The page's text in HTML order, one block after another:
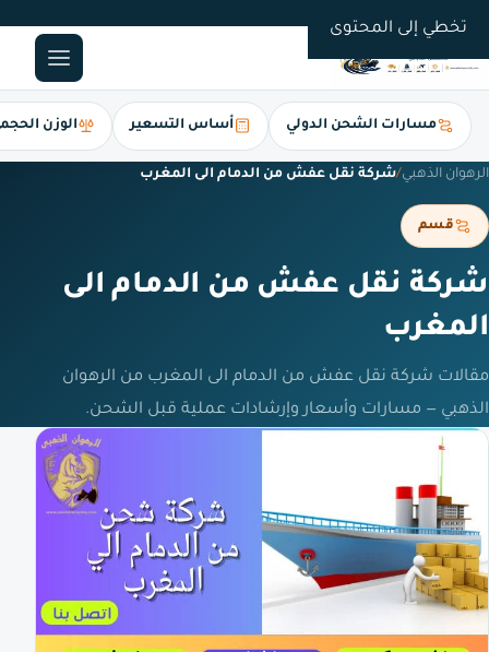
تخطي إلى المحتوى
مسارات الشحن الدولي أساس التسعير الوزن
الرهوان الذهبي/شركة نقل عفش من الدمام الى المغرب
قسم
شركة نقل عفش من الدمام الى
المغرب
مقالات شركة نقل عفش من الدمام الى المغرب من الرهوان
الذهبي — مسارات وأسعار وإرشادات عملية قبل الشحن.